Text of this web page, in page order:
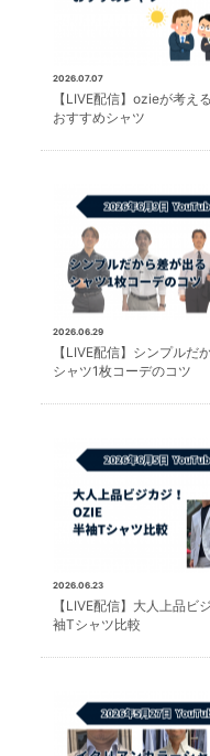
2026.07.07
【LIVE配信】ozieが考え
おすすめシャツ
2026.06.29
【LIVE配信】シンプルだ
シャツ1枚コーデのコツ
2026.06.23
【LIVE配信】大人上品ビ
袖Tシャツ比較